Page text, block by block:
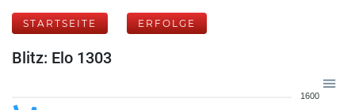
STARTSEITE ERFOLGE
Blitz: Elo 1303
1600